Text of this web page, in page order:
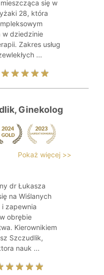
się w
28, która
w dziedzinie
Zakres usług
...
Ginekolog
Pokaż więcej >>
dr Łukasza
na Wiślanych
i zapewnia
obrębie
Kierownikiem
Szczudlik,
nauk ...